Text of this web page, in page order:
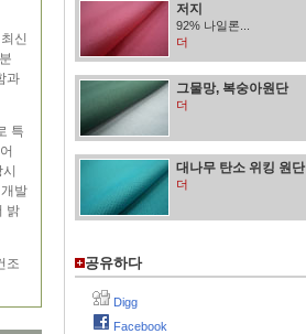
신
과
특
발
밝
조
저지
92% 나일론...
더
그물망, 복숭아원단
더
대나무 탄소 위킹 원단
더
공유하다
Digg
Facebook